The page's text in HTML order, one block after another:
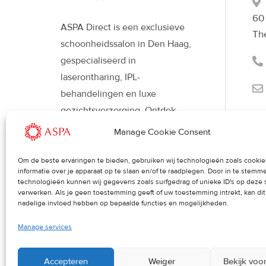
Manage Cookie Consent
Om de beste ervaringen te bieden, gebruiken wij technologieën zoals
informatie over je apparaat op te slaan en/of te raadplegen. Door in te
technologieën kunnen wij gegevens zoals surfgedrag of unieke ID's op deze
verwerken. Als je geen toestemming geeft of uw toestemming intrekt, kan
nadelige invloed hebben op bepaalde functies en mogelijkheden.
Manage services
Accepteren Weiger Bekijk
ASPA Direct is een exclusieve
schoonheidssalon in Den Haag,
gespecialiseerd in
laserontharing, IPL-
behandelingen en luxe
gezichtsverzorging. Ontdek
moderne beautybehandelingen
een stralende, gezonde huid en
een verfijnde uitstraling.